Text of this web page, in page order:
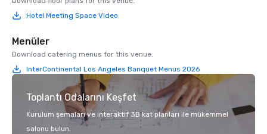
Hotel Meeting Space Video
Menüler
Download catering menus for this venue.
InterContinental Los Angeles Banquet Menus 2026
Toplantı Odalarını Keşfet
Kurulum şemaları ve interaktif 3B kat planları ile mükemmel
salonu bulun.